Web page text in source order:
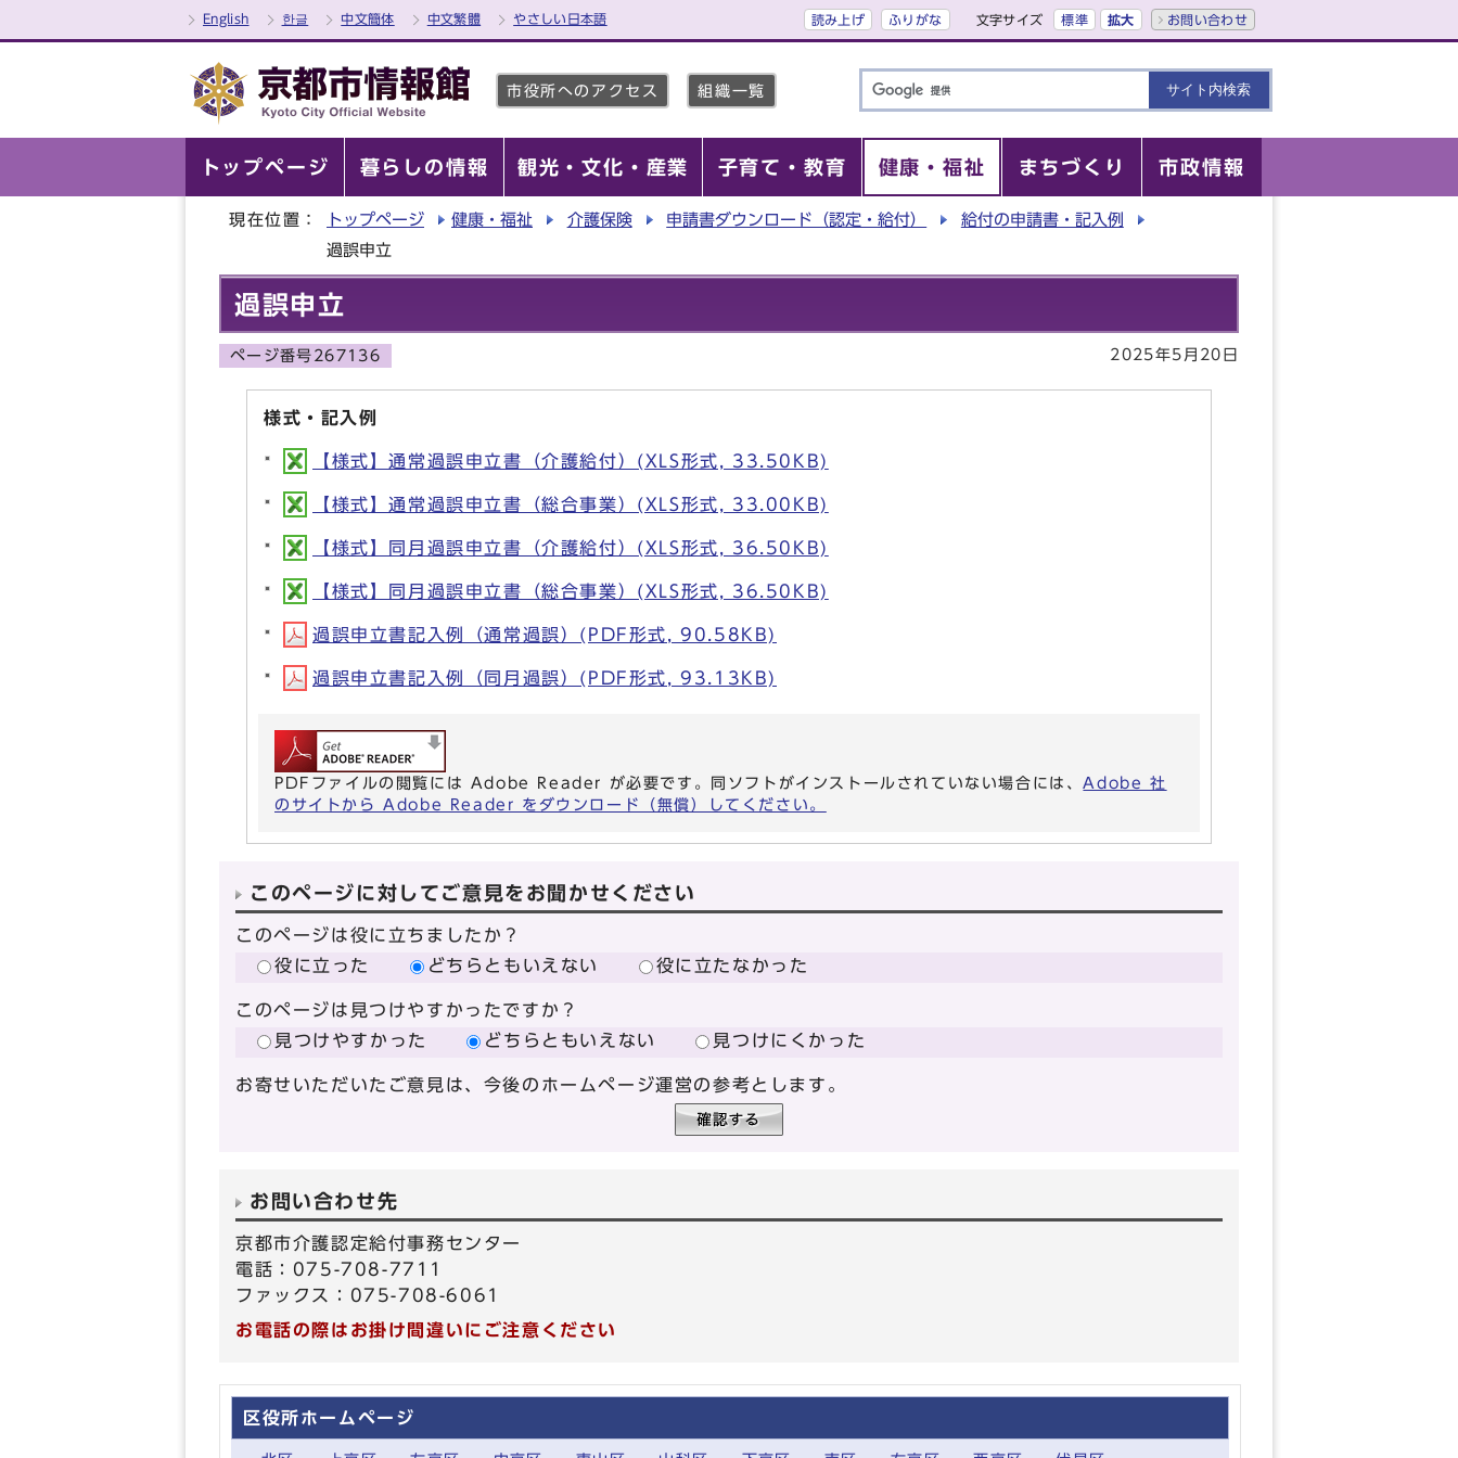
English 한글 中文簡体 中文繁體 やさしい日本語 読み上げ ふりがな 文字サイズ 標準 拡大 お問い合わせ
市役所へのアクセス 組織一覧
トップページ 暮らしの情報 観光・文化・産業 子育て・教育 健康・福祉 まちづくり 市政情報
現在位置： トップページ 健康・福祉 介護保険 申請書ダウンロード（認定・給付）
給付の申請書・記入例
過誤申立
過誤申立
ページ番号267136 2025年5月20日
様式・記入例
【様式】通常過誤申立書（介護給付）(XLS形式, 33.50KB)
【様式】通常過誤申立書（総合事業）(XLS形式, 33.00KB)
【様式】同月過誤申立書（介護給付）(XLS形式, 36.50KB)
【様式】同月過誤申立書（総合事業）(XLS形式, 36.50KB)
過誤申立書記入例（通常過誤）(PDF形式, 90.58KB)
過誤申立書記入例（同月過誤）(PDF形式, 93.13KB)
PDFファイルの閲覧には Adobe Reader が必要です。同ソフトがインストールされていない場合には、Adobe 社
のサイトから Adobe Reader をダウンロード（無償）してください。
このページに対してご意見をお聞かせください
このページは役に立ちましたか？
役に立った
どちらともいえない 役に立たなかった
このページは見つけやすかったですか？
見つけやすかった
どちらともいえない 見つけにくかった
お寄せいただいたご意見は、今後のホームページ運営の参考とします。
お問い合わせ先
京都市介護認定給付事務センター
電話：075-708-7711
ファックス：075-708-6061
お電話の際はお掛け間違いにご注意ください
区役所ホームページ